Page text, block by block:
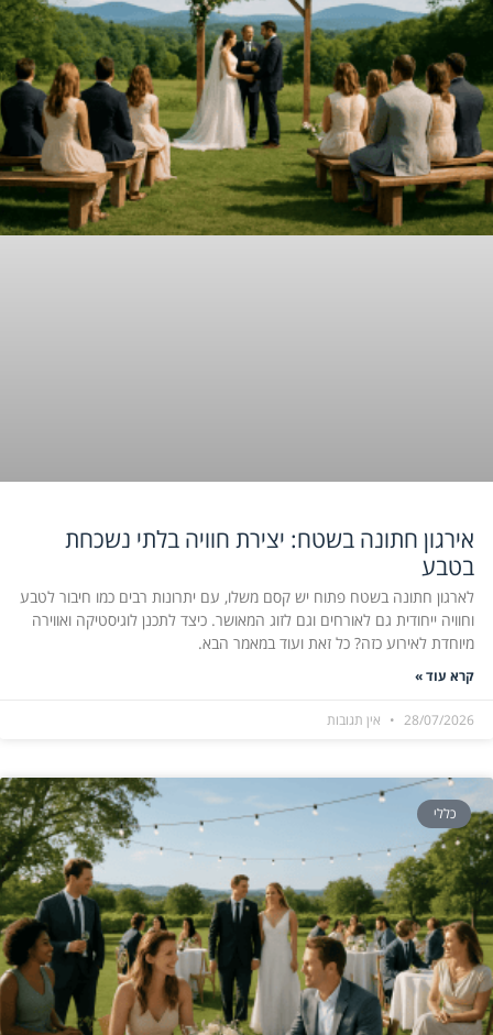
אירגון חתונה בשטח: יצירת חוויה בלתי נשכחת
בטבע
לארגון חתונה בשטח פתוח יש קסם משלו, עם יתרונות רבים כמו חיבור לטבע
וחוויה ייחודית גם לאורחים וגם לזוג המאושר. כיצד לתכנן לוגיסטיקה ואווירה
מיוחדת לאירוע כזה? כל זאת ועוד במאמר הבא.
קרא עוד »
28/07/2026 אין תגובות
כללי